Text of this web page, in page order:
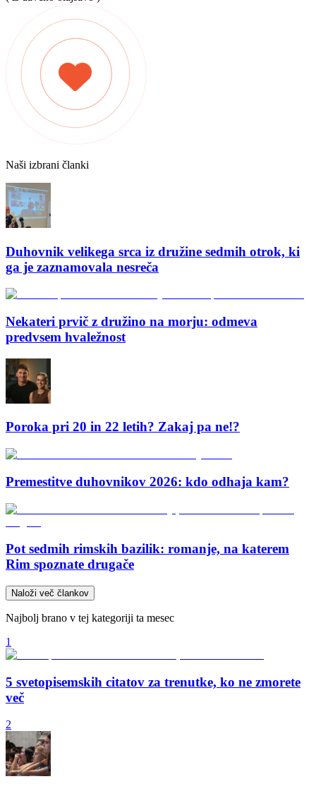
Naši izbrani članki
Duhovnik velikega srca iz družine sedmih otrok, ki
ga je zaznamovala nesreča
Nekateri prvič z družino na morju: odmeva
predvsem hvaležnost
Poroka pri 20 in 22 letih? Zakaj pa ne!?
Premestitve duhovnikov 2026: kdo odhaja kam?
Pot sedmih rimskih bazilik: romanje, na katerem
Rim spoznate drugače
Naloži več člankov
Najbolj brano v tej kategoriji ta mesec
1
5 svetopisemskih citatov za trenutke, ko ne zmorete
več
2